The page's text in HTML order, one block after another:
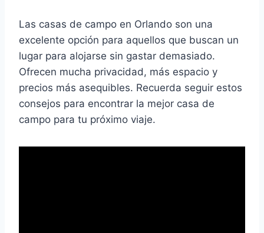
Las casas de campo en Orlando son una
excelente opción para aquellos que buscan un
lugar para alojarse sin gastar demasiado.
Ofrecen mucha privacidad, más espacio y
precios más asequibles. Recuerda seguir estos
consejos para encontrar la mejor casa de
campo para tu próximo viaje.